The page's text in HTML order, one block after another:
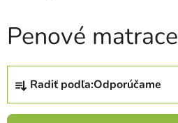
Penové matrace
R
d
Radiť podľa:Odporúčame